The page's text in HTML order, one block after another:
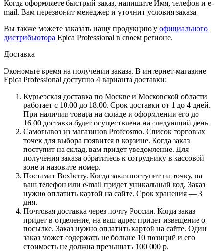
Когда оформляете быстрый заказ, напишите Имя, телефон и e-
mail. Вам перезвонит менеджер и уточнит условия заказа.
Вы также можете заказать нашу продукцию у официального
дистрибьютора Epica Professional в своем регионе.
Доставка
Экономьте время на получении заказа. В интернет-магазине
Epica Professional доступно 4 варианта доставки:
Курьерская доставка по Москве и Московской области
работает с 10.00 до 18.00. Срок доставки от 1 до 4 дней.
При наличии товара на складе и оформлении его до
16.00 доставка будет осуществлена на следующий день.
Самовывоз из магазинов Profcosmo. Список торговых
точек для выбора появится в корзине. Когда заказ
поступит на склад, вам придет уведомление. Для
получения заказа обратитесь к сотруднику в кассовой
зоне и назовите номер.
Постамат Boxberry. Когда заказ поступит на точку, на
ваш телефон или e-mail придет уникальный код. Заказ
нужно оплатить картой на сайте. Срок хранения — 3
дня.
Почтовая доставка через почту России. Когда заказ
придет в отделение, на ваш адрес придет извещение о
посылке. Заказ нужно оплатить картой на сайте. Один
заказ может содержать не больше 10 позиций и его
стоимость не должна превышать 100 000 р.